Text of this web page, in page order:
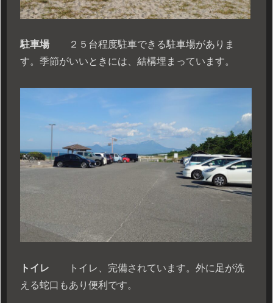
駐車場 ２５台程度駐車できる駐車場がありま
す。季節がいいときには、結構埋まっています。
トイレ トイレ、完備されています。外に足が洗
える蛇口もあり便利です。